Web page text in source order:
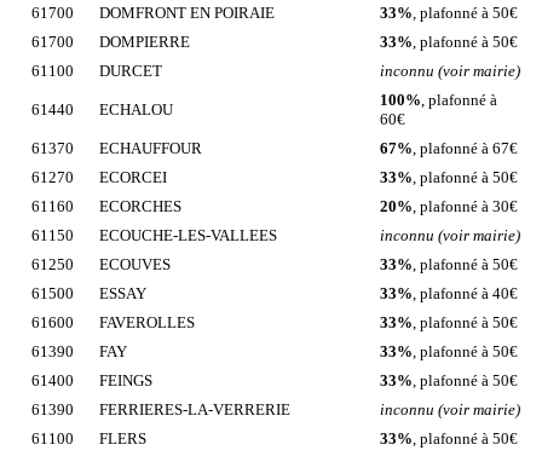
61700
DOMFRONT EN POIRAIE 33% , plafonné à 50€
61700
DOMPIERRE 33% , plafonné à 50€
61100
DURCET inconnu (voir mairie)
61440 ECHALOU
100% , plafonné à
60€
61370
ECHAUFFOUR 67% , plafonné à 67€
61270
ECORCEI 33% , plafonné à 50€
61160
ECORCHES 20% , plafonné à 30€
61150
ECOUCHE-LES-VALLEES
inconnu (voir mairie)
61250
ECOUVES 33% , plafonné à 50€
61500
ESSAY 33% , plafonné à 40€
61600
FAVEROLLES 33% , plafonné à 50€
61390
FAY 33% , plafonné à 50€
61400
FEINGS 33% , plafonné à 50€
61390
FERRIERES-LA-VERRERIE
inconnu (voir mairie)
61100
FLERS 33% , plafonné à 50€